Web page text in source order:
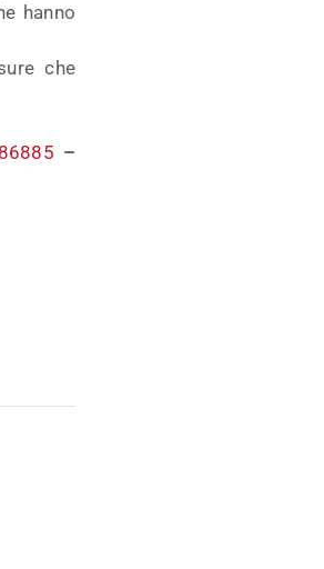
hanno
che
–